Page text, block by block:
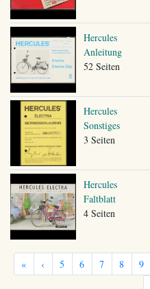
Hercules
Anleitung
52 Seiten
Hercules
Sonstiges
3 Seiten
Hercules
Faltblatt
4 Seiten
« ‹ 5 6 7 8 9